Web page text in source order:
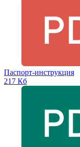
Паспорт-инструкция
217 Кб